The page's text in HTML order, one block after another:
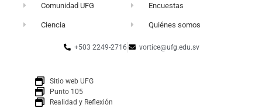
Comunidad UFG
Ciencia
Encuestas
Quiénes somos
+503 2249-2716 vortice@ufg.edu.sv
Sitio web UFG
Punto 105
Realidad y Reflexión